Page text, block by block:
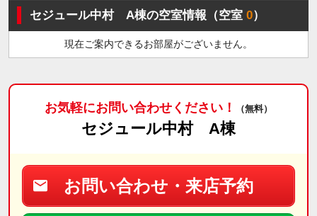
セジュール中村 A棟の空室情報（空室0）
現在ご案内できるお部屋がございません。
お気軽にお問い合わせください！ （無料）
セジュール中村 A棟
お問い合わせ・来店予約